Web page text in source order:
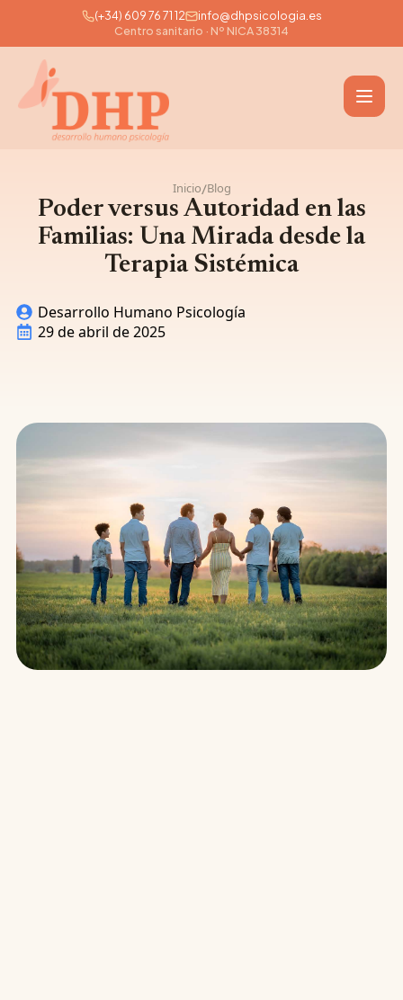
main
content
(+34) 609 76 71 12
info@dhpsicologia.es
Centro sanitario · Nº NICA 38314
Inicio/Blog
Poder versus Autoridad en las
Familias: Una Mirada desde la
Terapia Sistémica
Desarrollo Humano Psicología
29 de abril de 2025